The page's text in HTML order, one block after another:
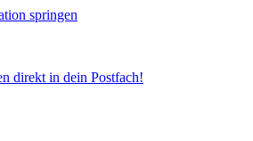
springen
direkt in dein Postfach!